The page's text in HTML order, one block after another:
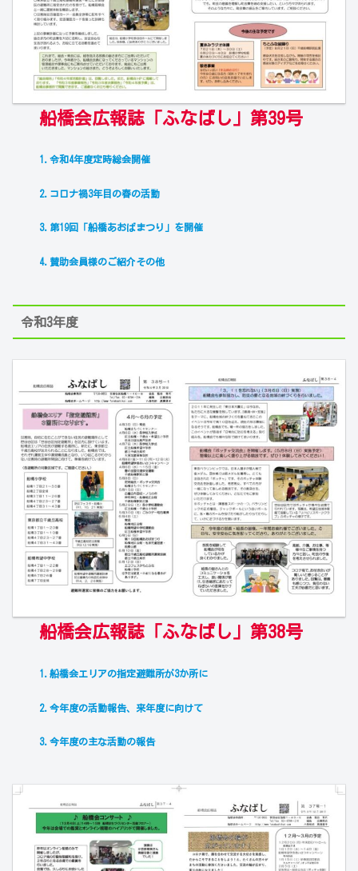
船橋会広報誌「ふなばし」第39号
1.令和4年度定時総会開催
2.コロナ禍3年目の春の活動
3.第19回「船橋あおばまつり」を開催
4.賛助会員様のご紹介その他
令和3年度
船橋会広報誌「ふなばし」第38号
1.船橋会エリアの指定避難所が3か所に
2.今年度の活動報告、来年度に向けて
3.今年度の主な活動の報告